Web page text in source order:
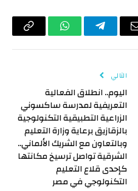
البريد
تيلقرام واتسابCopy
التالي
اليوم.. انطلاق الفعالية
التعريفية لمدرسة ساكسوني
الزراعية التطبيقية التكنولوجية
بالزقازيق برعاية وزارة التعليم
وبالتعاون مع الشريك الألماني..
الشرقية تواصل ترسيخ مكانتها
كإحدى قلاع التعليم
التكنولوجي في مصر